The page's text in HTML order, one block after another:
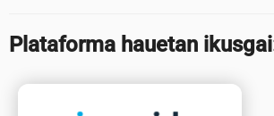
Plataforma hauetan